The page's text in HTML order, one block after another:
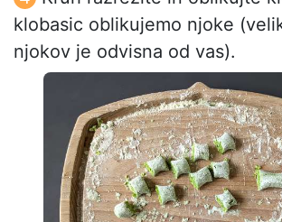
klobasic oblikujemo njoke
njokov je odvisna od vas).